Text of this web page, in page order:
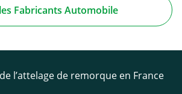
Fabricants Automobile
l’attelage de remorque en France